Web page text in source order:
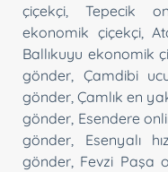
çiçekçi ,Tepecik
ekonomik çiçekçi,
Ballıkuyu ekonomik
gönder
Çamdibi
gönder ,Çamlık en
gönder Esendere
gönder
Esenyalı
gönder Fevzi Paşa